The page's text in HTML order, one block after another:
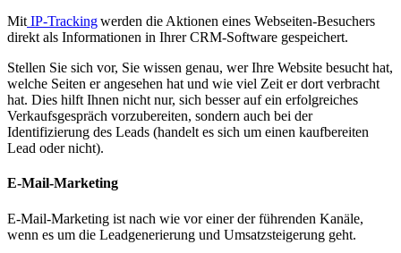
Mit IP-Trackingwerden die Aktionen eines Webseiten-Besuchers
direkt als Informationen in Ihrer CRM-Software gespeichert.
Stellen Sie sich vor, Sie wissen genau, wer Ihre Website besucht hat,
welche Seiten er angesehen hat und wie viel Zeit er dort verbracht
hat. Dies hilft Ihnen nicht nur, sich besser auf ein erfolgreiches
Verkaufsgespräch vorzubereiten, sondern auch bei der
Identifizierung des Leads (handelt es sich um einen kaufbereiten
Lead oder nicht).
E-Mail-Marketing
E-Mail-Marketing ist nach wie vor einer der führenden Kanäle,
wenn es um die Leadgenerierung und Umsatzsteigerung geht.